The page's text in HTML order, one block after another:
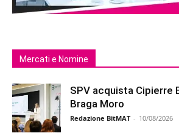
Mercati e Nomine
SPV acquista Cipierre
Braga Moro
Redazione BitMAT - 10/08/2026